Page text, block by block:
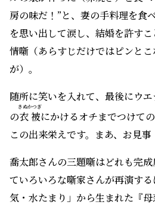
房の味だ！”と、妻の手料理を食
を思い出して涙し、結婚を許す
情噺（あらすじだけではピンと
が）。
随所に笑いを入れて、最後にウ
の衣被
きぬかつぎ
にかけるオチまでつけて
この出来栄えです。まあ、お見事
喬太郎さんの三題噺はどれも完
ていろいろな噺家さんが再演す
気・水たまり」から生まれた『